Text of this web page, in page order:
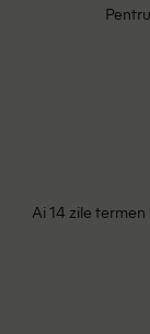
Ai 14 zile